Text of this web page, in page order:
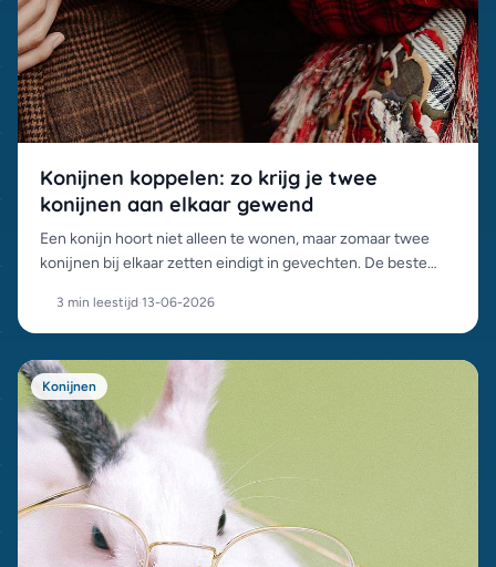
Konijnen koppelen: zo krijg je twee
konijnen aan elkaar gewend
Een konijn hoort niet alleen te wonen, maar zomaar twee
konijnen bij elkaar zetten eindigt in gevechten. De beste
koppeling.
3 min leestijd·13-06-2026
Konijnen